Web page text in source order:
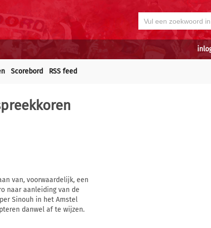
Scorebord RSS feed
van, voorwaardelijk, een
naar aanleiding van de
Sinouh in het Amstel
danwel af te wijzen.